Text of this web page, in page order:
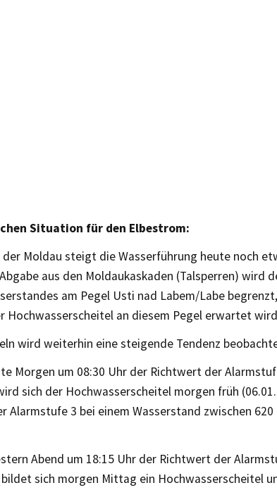
Situation für den Elbestrom:
Moldau steigt die Wasserführung heute noch
aus den Moldaukaskaden (Talsperren) wird
am Pegel Usti nad Labem/Labe
Hochwasserscheitel an diesem Pegel erwartet
wird weiterhin eine steigende Tendenz
Morgen um 08:30 Uhr der Richtwert der
sich der Hochwasserscheitel morgen früh
Alarmstufe 3 bei einem Wasserstand zwischen 620
Abend um 18:15 Uhr der Richtwert der
sich morgen Mittag ein Hochwasserscheitel